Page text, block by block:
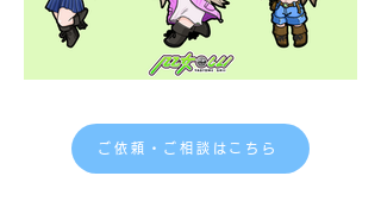
ご依頼・ご相談はこちら